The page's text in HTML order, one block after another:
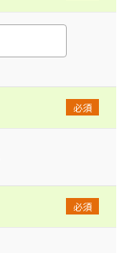
必須
必須